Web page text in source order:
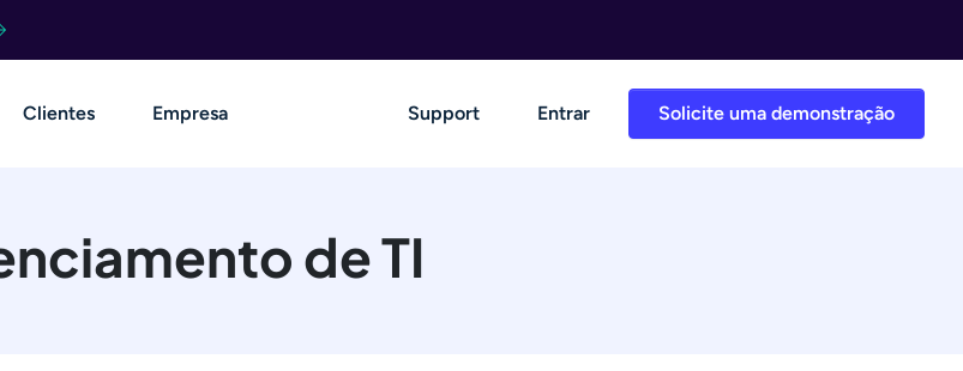
Solicite uma demonstração
Clientes Empresa Support Entrar
de TI